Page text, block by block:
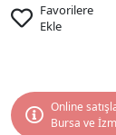
Favorilere
Ekle
Online
Bursa ve